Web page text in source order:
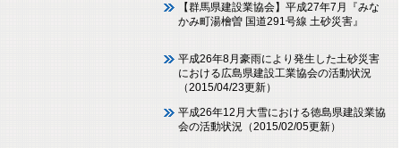
【群馬県建設業協会】平成27年7月『みな
かみ町湯檜曽 国道291号線 土砂災害』
平成26年8月豪雨により発生した土砂災害
における広島県建設工業協会の活動状況
（2015/04/23更新）
平成26年12月大雪における徳島県建設業協
会の活動状況（2015/02/05更新）